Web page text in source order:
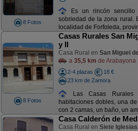
8 Fotos
Es un rincón
sobriedad de la zona rural.
localidad de Forfoleda,
8 Fotos
Casas Rurales San
y II
Casa Rural en San Miguel
a 35,5 km de Arabayona
2-4 plazas
18 €
23 km de Zamora
Las Casas
habitaciones dobles, una
con 2 camas, un baño, un
Casa Calderón de
Casa Rural en Siete